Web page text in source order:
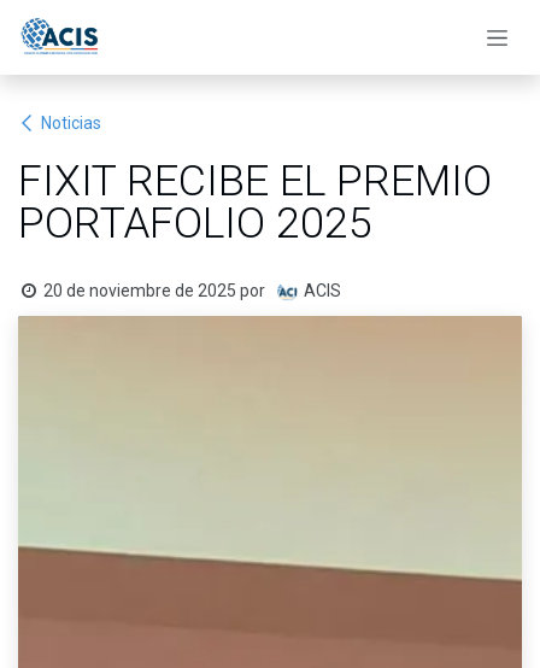
Noticias
FIXIT RECIBE EL PREMIO
PORTAFOLIO 2025
20 de noviembre de 2025 por ACIS